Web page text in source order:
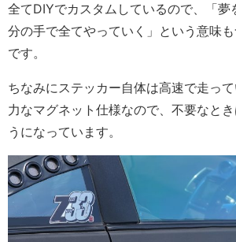
全てDIYでカスタムしているので、「夢
分の手で全てやっていく」という意味
です。
ちなみにステッカー自体は高速で走っ
力なマグネット仕様なので、不要なと
うになっています。